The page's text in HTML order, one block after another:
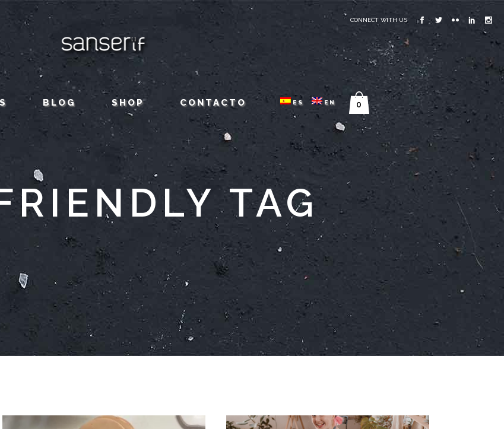
CONNECT WITH US
BLOG SHOP CONTACTO ES EN 0
TAG